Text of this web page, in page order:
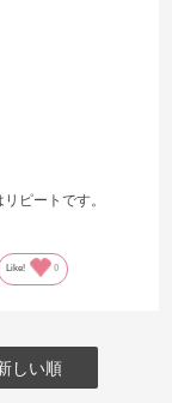
ピートです。
Like! 0
しい順